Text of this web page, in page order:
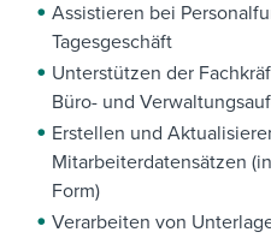
Assistieren bei
Tagesgeschäft
Unterstützen der
Büro- und
Erstellen und
Mitarbeiterdatensätzen
Form)
Verarbeiten von